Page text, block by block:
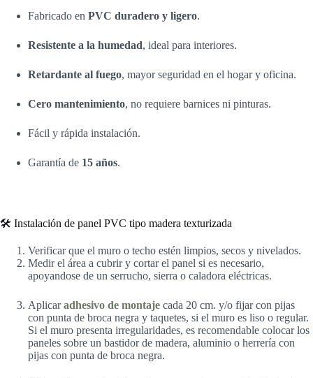
Fabricado en PVC duradero y ligero.
Resistente a la humedad, ideal para interiores.
Retardante al fuego, mayor seguridad en el hogar y oficina.
Cero mantenimiento, no requiere barnices ni pinturas.
Fácil y rápida instalación.
Garantía de 15 años.
🛠️ Instalación de panel PVC tipo madera texturizada
Verificar que el muro o techo estén limpios, secos y nivelados.
Medir el área a cubrir y cortar el panel si es necesario,
apoyandose de un serrucho, sierra o caladora eléctricas.
Aplicaradhesivo de montaje cada 20 cm. y/o fijar con pijas
con punta de broca negra y taquetes, si el muro es liso o regular.
Si el muro presenta irregularidades, es recomendable colocar los
paneles sobre un bastidor de madera, aluminio o herrería con
pijas con punta de broca negra.